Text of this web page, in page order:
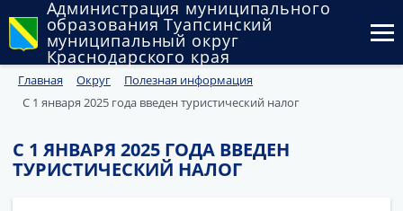
Администрация муниципального
образования Туапсинский
муниципальный округ
Краснодарского края
Округ
Муниципальные закупки
Главная Округ
Полезная информация
С 1 января 2025 года введен туристический налог
С 1 ЯНВАРЯ 2025 ГОДА ВВЕДЕН
ТУРИСТИЧЕСКИЙ НАЛОГ